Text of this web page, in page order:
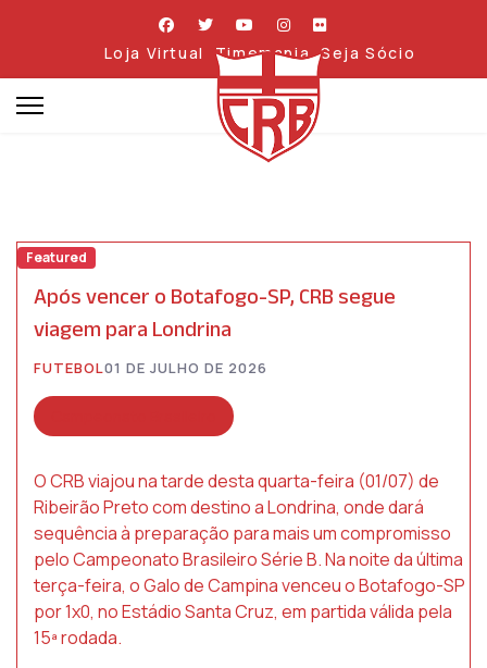
Loja Virtual Timemania Seja Sócio
Featured
Após vencer o Botafogo-SP, CRB segue
viagem para Londrina
FUTEBOL01 DE JULHO DE 2026
O CRB viajou na tarde desta quarta-feira (01/07) de
Ribeirão Preto com destino a Londrina, onde dará
sequência à preparação para mais um compromisso
pelo Campeonato Brasileiro Série B. Na noite da última
terça-feira, o Galo de Campina venceu o Botafogo-SP
por 1x0, no Estádio Santa Cruz, em partida válida pela
15ª rodada.